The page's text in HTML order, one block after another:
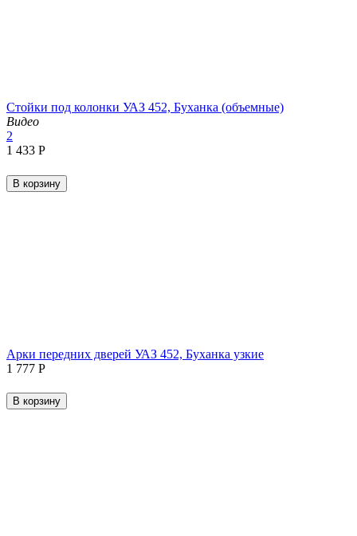
Стойки под колонки УАЗ 452, Буханка (объемные)
Видео
2
1 433 Р
В корзину
Арки передних дверей УАЗ 452, Буханка узкие
1 777 Р
В корзину